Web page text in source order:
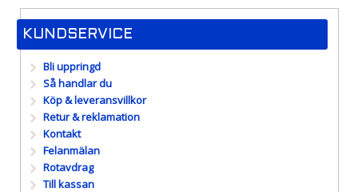
KUNDSERVICE
Bli uppringd
Så handlar du
Köp & leveransvillkor
Retur & reklamation
Kontakt
Felanmälan
Rotavdrag
Till kassan